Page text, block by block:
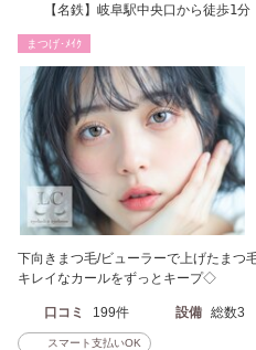
【名鉄】岐阜駅中央口から徒歩1
まつげ･ﾒｲｸ
下向きまつ毛/ビューラーで上げたまつ
キレイなカールをずっとキープ◇
口コミ 199件 設備 総数3
スマート支払いOK